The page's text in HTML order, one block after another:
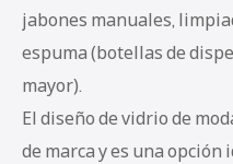
jabones manuales,
espuma (botellas de
mayor).
El diseño de vidrio de
de marca y es una